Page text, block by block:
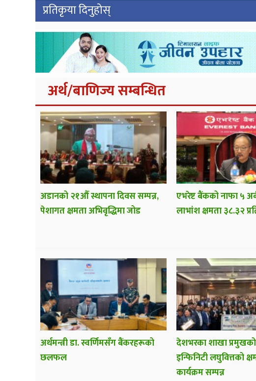
प्रतिकृया दिनुहोस्
अर्थ/बाणिज्य सम्बन्धित
अडानको २१औँ स्थापना दिवस सम्पन्न,
पेशागत क्षमता अभिवृद्धिमा जोड
एभरेष्ट बैंकको नाफा ५
लाभांश क्षमता ३८.३२
अर्थमन्त्री डा. स्वर्णिमसँग बैंकरहरूको
छलफल
देशभरका शाखा
इन्फिनिटी लघुवित्तको
कार्यक्रम सम्पन्न